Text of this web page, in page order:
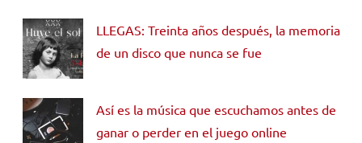
LLEGAS: Treinta años después, la memoria
de un disco que nunca se fue
Así es la música que escuchamos antes de
ganar o perder en el juego online